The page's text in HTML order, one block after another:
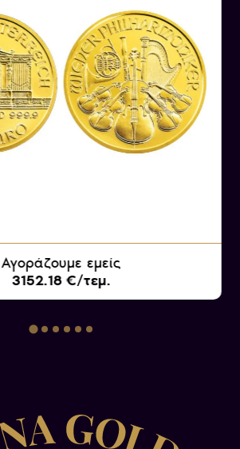
μια πόλη στην τότε Αυστριακή
ένα εκπληκτικό ταλέντο για
πολύ μικρή ηλικία. Ξεκίνησε να
τρία του χρόνια και συνέθεσε
600 έργα κατά τη διάρκεια
του, περιλαμβάνοντας
μελωδίες, την τεχνική του
ικανότητά του να εκφράσει
συναισθημάτων μέσω της
Αγοράζουμε εμείς
3152.18 €/τεμ.